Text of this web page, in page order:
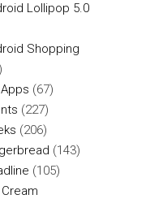
Lollipop 5.0
Shopping
(67)
(227)
(206)
(143)
(105)